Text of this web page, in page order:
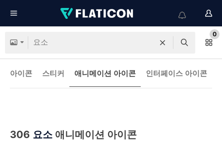
0
아이콘 스티커 애니메이션 아이콘 인터페이스 아이콘
306 요소 애니메이션 아이콘